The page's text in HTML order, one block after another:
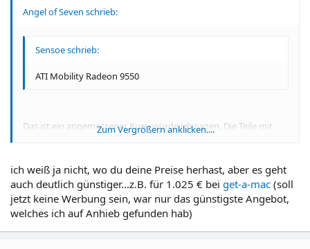
Angel of Seven schrieb:
Sensoe schrieb:
ATI Mobility Radeon 9550
Zum Vergrößern anklicken....
Das ist ein angemessener Kurs, würde ich sagen. Die Teile mit
Grafik on Board wurden aber auch für 1199 Euro verschachert...
LG
AoS
Zum Vergrößern anklicken....
ich weiß ja nicht, wo du deine Preise herhast, aber es geht
auch deutlich günstiger...z.B. für 1.025 € bei get-a-mac (soll
jetzt keine Werbung sein, war nur das günstigste Angebot,
welches ich auf Anhieb gefunden hab)